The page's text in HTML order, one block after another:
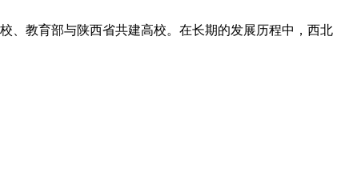
、教育部与陕西省共建高校。在长期的发展历程中，西北